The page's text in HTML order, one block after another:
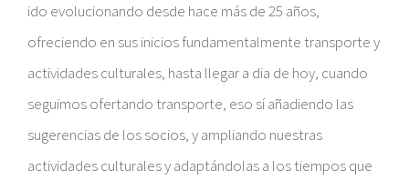
ido evolucionando desde hace más de 25 años,
ofreciendo en sus inicios fundamentalmente transporte y
actividades culturales, hasta llegar a dia de hoy, cuando
seguimos ofertando transporte, eso sí añadiendo las
sugerencias de los socios, y ampliando nuestras
actividades culturales y adaptándolas a los tiempos que